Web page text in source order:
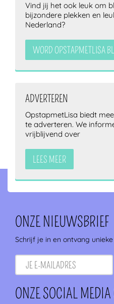
Vind jij het ook leuk om
bijzondere plekken en
Nederland?
WORD OPSTAPMETLISA
ADVERTEREN
OpstapmetLisa biedt
te adverteren. We
vrijblijvend over
LEES MEER
ONZE NIEUWSBRIEF
Schrijf je in en ontvang
ONZE SOCIAL